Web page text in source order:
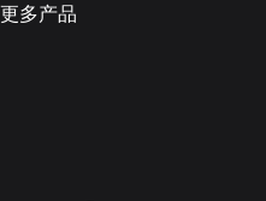
更多产品